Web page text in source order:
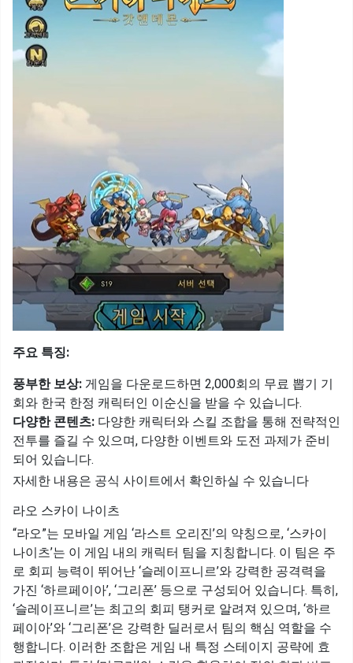
주요 특징:
풍부한 보상: 게임을 다운로드하면 2,000회의 무료 뽑기 기
회와 한국 한정 캐릭터인 이순신을 받을 수 있습니다.
다양한 콘텐츠: 다양한 캐릭터와 스킬 조합을 통해 전략적인
전투를 즐길 수 있으며, 다양한 이벤트와 도전 과제가 준비
되어 있습니다.
자세한 내용은 공식 사이트에서 확인하실 수 있습니다
라오 스카이 나이츠
“라오”는 모바일 게임 ‘라스트 오리진’의 약칭으로, ‘스카이
나이츠’는 이 게임 내의 캐릭터 팀을 지칭합니다. 이 팀은 주
로 회피 능력이 뛰어난 ‘슬레이프니르’와 강력한 공격력을
가진 ‘하르페이아’, ‘그리폰’ 등으로 구성되어 있습니다. 특히,
‘슬레이프니르’는 최고의 회피 탱커로 알려져 있으며, ‘하르
페이아’와 ‘그리폰’은 강력한 딜러로서 팀의 핵심 역할을 수
행합니다. 이러한 조합은 게임 내 특정 스테이지 공략에 효